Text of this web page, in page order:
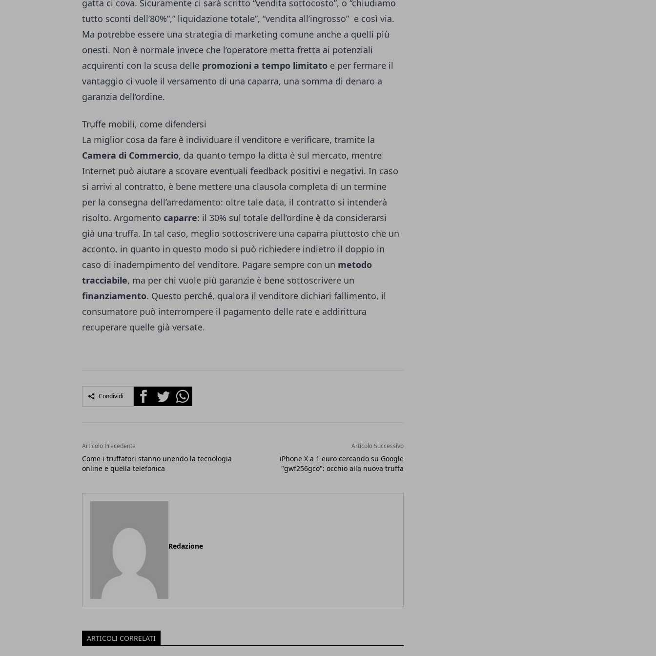
gatta ci cova. Sicuramente ci sarà scritto “vendita sottocosto”, o “chiudiamo
tutto sconti dell’80%”,” liquidazione totale”, “vendita all’ingrosso” e così via.
Ma potrebbe essere una strategia di marketing comune anche a quelli più
onesti. Non è normale invece che l’operatore metta fretta ai potenziali
acquirenti con la scusa delle promozioni a tempo limitato e per fermare il
vantaggio ci vuole il versamento di una caparra, una somma di denaro a
garanzia dell’ordine.
Truffe mobili, come difendersi
La miglior cosa da fare è individuare il venditore e verificare, tramite la
Camera di Commercio, da quanto tempo la ditta è sul mercato, mentre
Internet può aiutare a scovare eventuali feedback positivi e negativi. In caso
si arrivi al contratto, è bene mettere una clausola completa di un termine
per la consegna dell’arredamento: oltre tale data, il contratto si intenderà
risolto. Argomento caparre: il 30% sul totale dell’ordine è da considerarsi
già una truffa. In tal caso, meglio sottoscrivere una caparra piuttosto che un
acconto, in quanto in questo modo si può richiedere indietro il doppio in
caso di inadempimento del venditore. Pagare sempre con un metodo
tracciabile, ma per chi vuole più garanzie è bene sottoscrivere un
finanziamento. Questo perché, qualora il venditore dichiari fallimento, il
consumatore può interrompere il pagamento delle rate e addirittura
recuperare quelle già versate.
Condividi FacebookTwitterWhatsapp
Articolo Precedente
Come i truffatori stanno unendo la tecnologia
online e quella telefonica
Articolo Successivo
iPhone X a 1 euro cercando su Google
"gwf256gco": occhio alla nuova truffa
Redazione
ARTICOLI CORRELATI